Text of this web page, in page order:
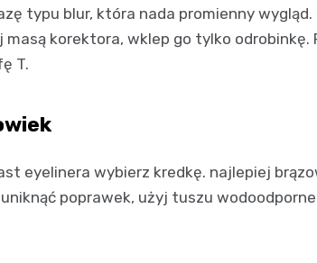
typu blur, która nada promienny wygląd.
korektora, wklep go tylko odrobinkę.
T.
eyelinera wybierz kredkę. najlepiej
poprawek, użyj tuszu